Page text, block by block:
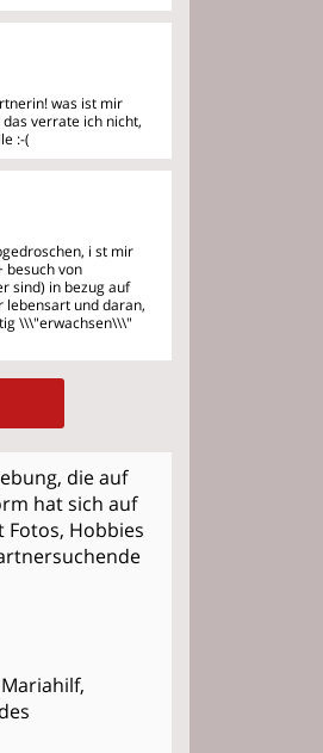
was ist mir
verrate ich nicht,
:-(
i st mir
besuch von
sind) in bezug auf
lebensart und daran,
\\\"erwachsen\\\"
die auf
hat sich auf
Fotos, Hobbies